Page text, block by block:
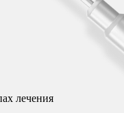
лечения